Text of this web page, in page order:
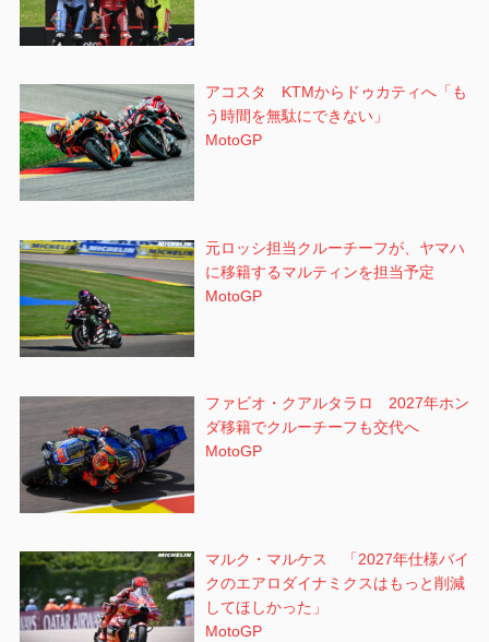
アコスタ KTMからドゥカティへ「も
う時間を無駄にできない」
MotoGP
元ロッシ担当クルーチーフが、ヤマハ
に移籍するマルティンを担当予定
MotoGP
ファビオ・クアルタラロ 2027年ホン
ダ移籍でクルーチーフも交代へ
MotoGP
マルク・マルケス 「2027年仕様バイ
クのエアロダイナミクスはもっと削減
してほしかった」
MotoGP